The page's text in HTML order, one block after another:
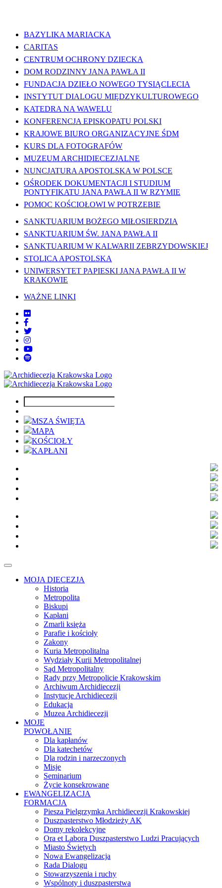
BAZYLIKA MARIACKA
CARITAS
CENTRUM OCHRONY DZIECKA
DOM RODZINNY JANA PAWŁA II
FUNDACJA DZIEŁO NOWEGO TYSIĄCLECIA
INSTYTUT DIALOGU MIĘDZYKULTUROWEGO
KATEDRA NA WAWELU
KONFERENCJA EPISKOPATU POLSKI
KRAJOWE BIURO ORGANIZACYJNE ŚDM
KURS DLA FOTOGRAFÓW
MUZEUM ARCHIDIECEZJALNE
NUNCJATURA APOSTOLSKA W POLSCE
OŚRODEK DOKUMENTACJI I STUDIUM
PONTYFIKATU JANA PAWŁA II W RZYMIE
POMOC KOŚCIOŁOWI W POTRZEBIE
SANKTUARIUM BOŻEGO MIŁOSIERDZIA
SANKTUARIUM ŚW. JANA PAWŁA II
SANKTUARIUM W KALWARII ZEBRZYDOWSKIEJ
STOLICA APOSTOLSKA
UNIWERSYTET PAPIESKI JANA PAWŁA II W
KRAKOWIE
WAŻNE LINKI
MSZA ŚWIĘTA
MAPA
KOŚCIOŁY
KAPŁANI
MOJA DIECEZJA
Historia
Metropolita
Biskupi
Kapłani
Zmarli księża
Parafie i kościoły
Zakony
Kuria Metropolitalna
Wydziały Kurii Metropolitalnej
Sąd Metropolitalny
Rady przy Metropolicie Krakowskim
Archiwum Archidiecezji
Instytucje Archidiecezji
Edukacja
Muzea Archidiecezji
MOJE
POWOŁANIE
Dla kapłanów
Dla katechetów
Dla rodzin i narzeczonych
Misje
Seminarium
Życie konsekrowane
EWANGELIZACJA
FORMACJA
Piesza Pielgrzymka Archidiecezji Krakowskiej
Duszpasterstwo Młodzieży AK
Domy rekolekcyjne
Ora et Labora Duszpasterstwo Ludzi Pracujących
Miasto Świętych
Nowa Ewangelizacja
Rada Dialogu
Stowarzyszenia i ruchy
Wspólnoty i duszpasterstwa